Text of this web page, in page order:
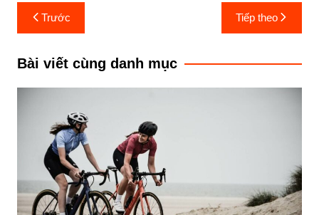
Điều
hướng
bài
Trước Tiếp theo
Bài viết cùng danh mục